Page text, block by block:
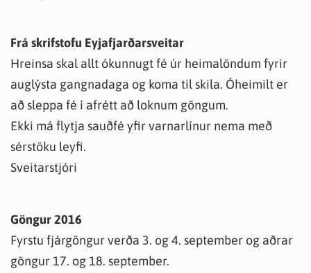
Frá skrifstofu Eyjafjarðarsveitar
Hreinsa skal allt ókunnugt fé úr heimalöndum fyrir
auglýsta gangnadaga og koma til skila. Óheimilt er
að sleppa fé í afrétt að loknum göngum.
Ekki má flytja sauðfé yfir varnarlínur nema með
sérstöku leyfi.
Sveitarstjóri
Göngur 2016
Fyrstu fjárgöngur verða 3. og 4. september og aðrar
göngur 17. og 18. september.